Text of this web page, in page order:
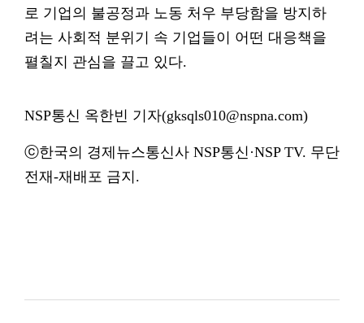
로 기업의 불공정과 노동 처우 부당함을 방지하
려는 사회적 분위기 속 기업들이 어떤 대응책을
펼칠지 관심을 끌고 있다.
NSP통신 옥한빈 기자(gksqls010@nspna.com)
ⓒ한국의 경제뉴스통신사 NSP통신·NSP TV. 무단
전재-재배포 금지.